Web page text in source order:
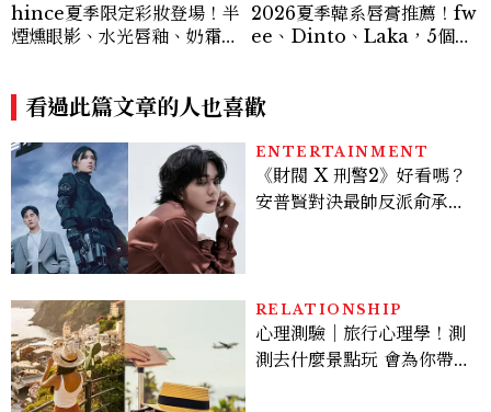
hince夏季限定彩妝登場！半
煙燻眼影、水光唇釉、奶霜腮
2026夏季韓系唇膏推薦！fw
ee、Dinto、Laka，5個韓
看過此篇文章的人也喜歡
ENTERTAINMENT
《財閥 X 刑警2》好看嗎？
安普賢對決最帥反派俞承
多大？
RELATIONSHIP
心理測驗｜旅行心理學！測
測去什麼景點玩 會為你帶來